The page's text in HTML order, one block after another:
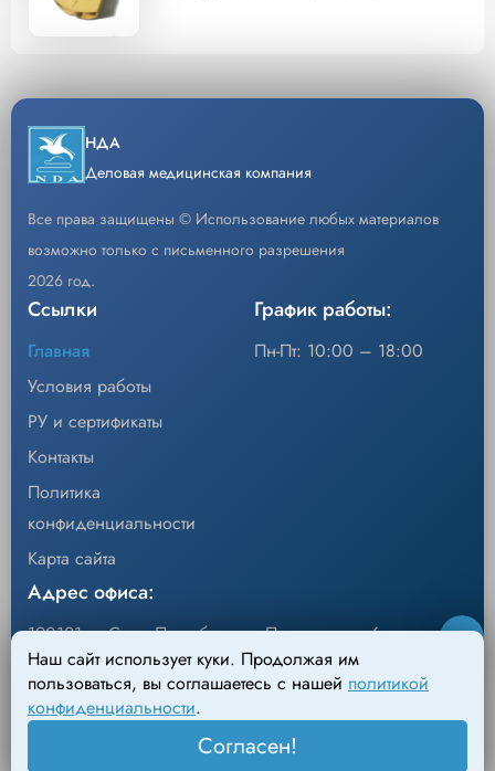
НДА
Деловая медицинская компания
Все права защищены © Использование любых материалов
возможно только с письменного разрешения
2026 год.
Ссылки
Главная
Условия работы
РУ и сертификаты
Контакты
Политика
конфиденциальности
Карта сайта
График работы:
Пн-Пт: 10:00 – 18:00
Адрес офиса:
190121, г. Санкт-Петербург, ул.Перевозная, 6
Адрес склада:
198095, г. Санкт-Петербург, Михайловский пер., д.4
Наш сайт использует куки. Продолжая им
пользоваться, вы соглашаетесь с нашей политикой
конфиденциальности.
Согласен!